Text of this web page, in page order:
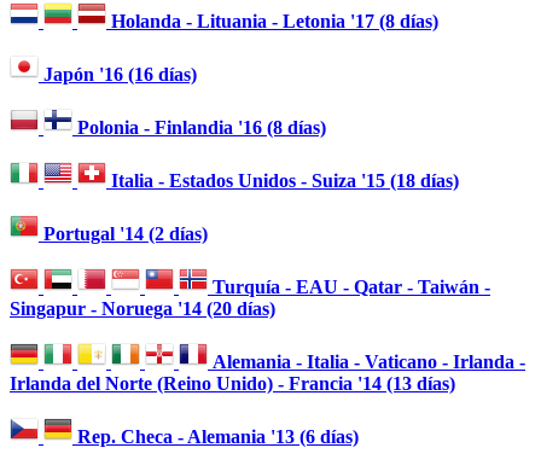
Holanda - Lituania - Letonia '17 (8 días)
Japón '16 (16 días)
Polonia - Finlandia '16 (8 días)
Italia - Estados Unidos - Suiza '15 (18 días)
Portugal '14 (2 días)
Turquía - EAU - Qatar - Taiwán -
Singapur - Noruega '14 (20 días)
Alemania - Italia - Vaticano - Irlanda -
Irlanda del Norte (Reino Unido) - Francia '14 (13 días)
Rep. Checa - Alemania '13 (6 días)